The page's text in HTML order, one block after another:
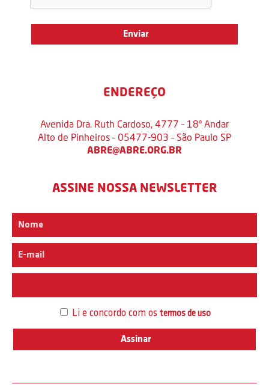
ENDEREÇO
Avenida Dra. Ruth Cardoso, 4777 – 18º Andar
Alto de Pinheiros – 05477-903 – São Paulo SP
ABRE@ABRE.ORG.BR
ASSINE NOSSA NEWSLETTER
Li e concordo com os termos de uso